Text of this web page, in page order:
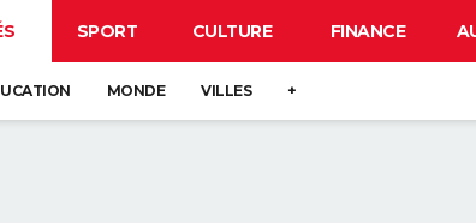
SPORT CULTURE FINANCE
MONDE VILLES +